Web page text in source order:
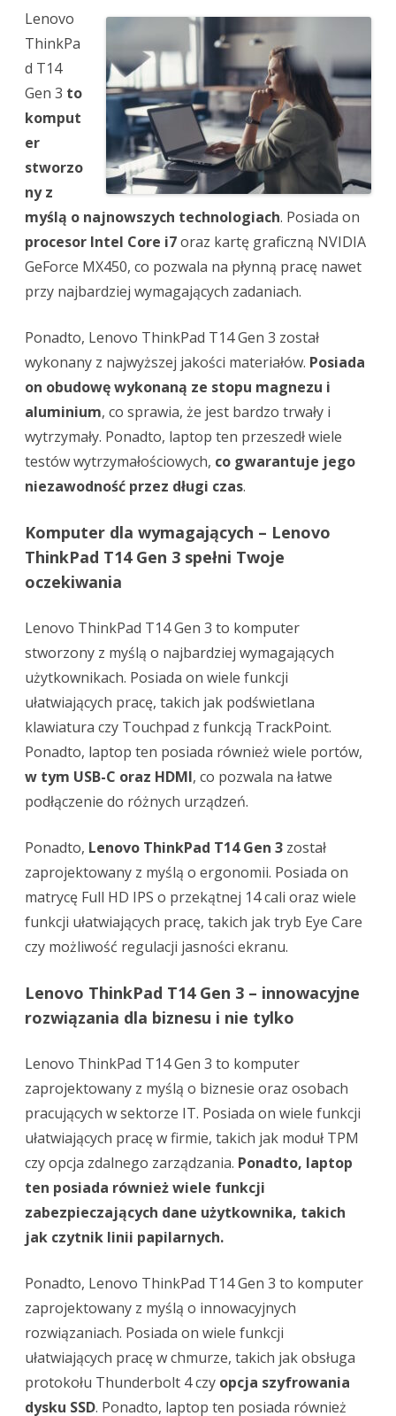
Lenovo
ThinkPa
d T14
Gen 3 to
komput
er
stworzo
ny z
myślą o najnowszych technologiach. Posiada on
procesor Intel Core i7oraz kartę graficzną NVIDIA
GeForce MX450, co pozwala na płynną pracę nawet
przy najbardziej wymagających zadaniach.
Ponadto, Lenovo ThinkPad T14 Gen 3 został
wykonany z najwyższej jakości materiałów. Posiada
on obudowę wykonaną ze stopu magnezu i
aluminium, co sprawia, że jest bardzo trwały i
wytrzymały. Ponadto, laptop ten przeszedł wiele
testów wytrzymałościowych, co gwarantuje jego
niezawodność przez długi czas.
Komputer dla wymagających – Lenovo
ThinkPad T14 Gen 3 spełni Twoje
oczekiwania
Lenovo ThinkPad T14 Gen 3 to komputer
stworzony z myślą o najbardziej wymagających
użytkownikach. Posiada on wiele funkcji
ułatwiających pracę, takich jak podświetlana
klawiatura czy Touchpad z funkcją TrackPoint.
Ponadto, laptop ten posiada również wiele portów,
w tym USB-C oraz HDMI, co pozwala na łatwe
podłączenie do różnych urządzeń.
Ponadto, Lenovo ThinkPad T14 Gen 3 został
zaprojektowany z myślą o ergonomii. Posiada on
matrycę Full HD IPS o przekątnej 14 cali oraz wiele
funkcji ułatwiających pracę, takich jak tryb Eye Care
czy możliwość regulacji jasności ekranu.
Lenovo ThinkPad T14 Gen 3 – innowacyjne
rozwiązania dla biznesu i nie tylko
Lenovo ThinkPad T14 Gen 3 to komputer
zaprojektowany z myślą o biznesie oraz osobach
pracujących w sektorze IT. Posiada on wiele funkcji
ułatwiających pracę w firmie, takich jak moduł TPM
czy opcja zdalnego zarządzania. Ponadto, laptop
ten posiada również wiele funkcji
zabezpieczających dane użytkownika, takich
jak czytnik linii papilarnych.
Ponadto, Lenovo ThinkPad T14 Gen 3 to komputer
zaprojektowany z myślą o innowacyjnych
rozwiązaniach. Posiada on wiele funkcji
ułatwiających pracę w chmurze, takich jak obsługa
protokołu Thunderbolt 4 czy opcja szyfrowania
dysku SSD. Ponadto, laptop ten posiada również